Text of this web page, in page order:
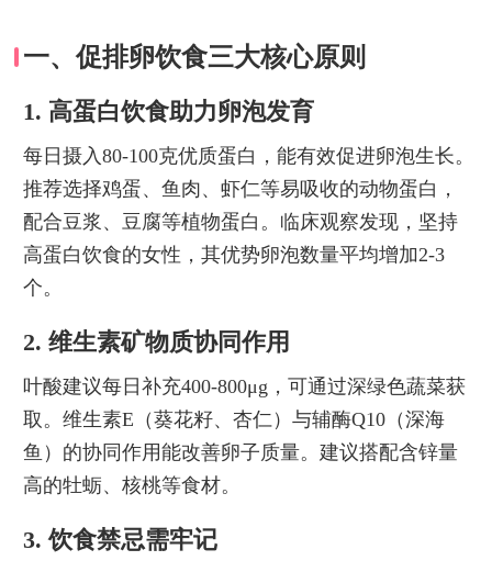
一、促排卵饮食三大核心原则
1. 高蛋白饮食助力卵泡发育
每日摄入80-100克优质蛋白，能有效促进卵泡生长。
推荐选择鸡蛋、鱼肉、虾仁等易吸收的动物蛋白，
配合豆浆、豆腐等植物蛋白。临床观察发现，坚持
高蛋白饮食的女性，其优势卵泡数量平均增加2-3
个。
2. 维生素矿物质协同作用
叶酸建议每日补充400-800μg，可通过深绿色蔬菜获
取。维生素E（葵花籽、杏仁）与辅酶Q10（深海
鱼）的协同作用能改善卵子质量。建议搭配含锌量
高的牡蛎、核桃等食材。
3. 饮食禁忌需牢记